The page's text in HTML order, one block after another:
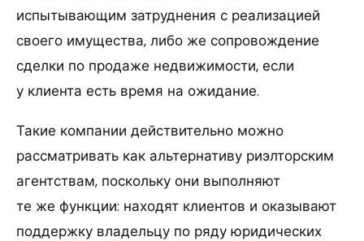
испытывающим затруднения с реализацией
своего имущества, либо же сопровождение
сделки по продаже недвижимости, если
у клиента есть время на ожидание.
Такие компании действительно можно
рассматривать как альтернативу риэлторским
агентствам, поскольку они выполняют
те же функции: находят клиентов и оказывают
поддержку владельцу по ряду юридических